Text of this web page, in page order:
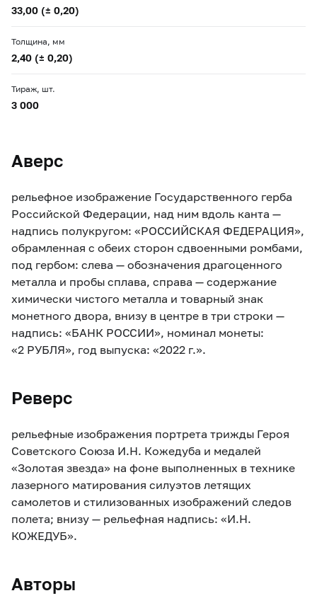
33,00 (± 0,20)
Толщина, мм
2,40 (± 0,20)
Тираж, шт.
3 000
Аверс
рельефное изображение Государственного герба
Российской Федерации, над ним вдоль канта —
надпись полукругом: «РОССИЙСКАЯ ФЕДЕРАЦИЯ»,
обрамленная с обеих сторон сдвоенными ромбами,
под гербом: слева — обозначения драгоценного
металла и пробы сплава, справа — содержание
химически чистого металла и товарный знак
монетного двора, внизу в центре в три строки —
надпись: «БАНК РОССИИ», номинал монеты:
«2 РУБЛЯ», год выпуска: «2022 г.».
Реверс
рельефные изображения портрета трижды Героя
Советского Союза И.Н. Кожедуба и медалей
«Золотая звезда» на фоне выполненных в технике
лазерного матирования силуэтов летящих
самолетов и стилизованных изображений следов
полета; внизу — рельефная надпись: «И.Н.
КОЖЕДУБ».
Авторы